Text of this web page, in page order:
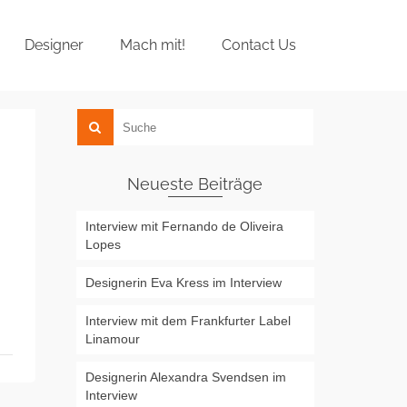
Designer Mach mit! Contact Us
Neueste Beiträge
Interview mit Fernando de Oliveira
Lopes
Designerin Eva Kress im Interview
Interview mit dem Frankfurter Label
Linamour
Designerin Alexandra Svendsen im
Interview